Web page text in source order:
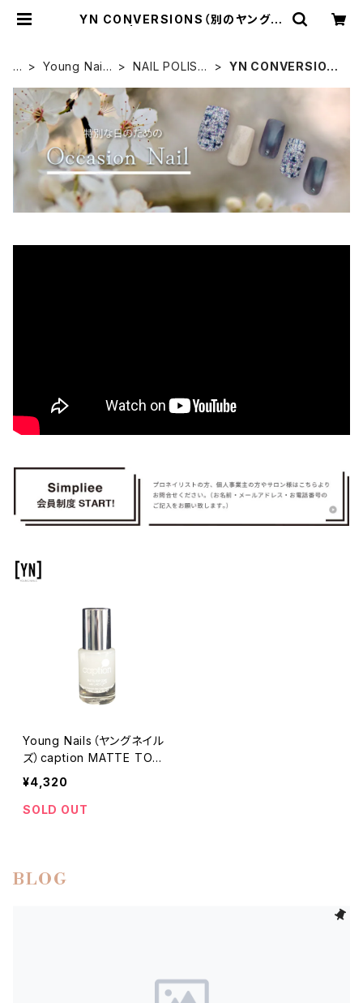
YN CONVERSIONS（別のヤングネ
H
M
E
Young Nails
ルズ）
NAIL POLISH
シュ）
YN CONVERSION
Young Nails（ヤングネイル
ズ）caption MATTE TOP
COAT（マットトップコート）
¥4,320
SOLD OUT
BLOG